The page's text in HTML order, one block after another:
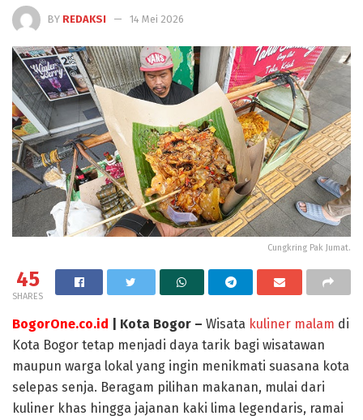
BY REDAKSI 14 Mei 2026
Cungkring Pak Jumat.
45
SHARES
BogorOne.co.id | Kota Bogor – Wisata kuliner malam di
Kota Bogor tetap menjadi daya tarik bagi wisatawan
maupun warga lokal yang ingin menikmati suasana kota
selepas senja. Beragam pilihan makanan, mulai dari
kuliner khas hingga jajanan kaki lima legendaris, ramai